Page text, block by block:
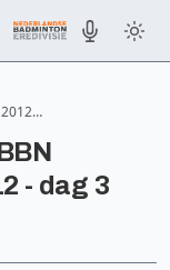
- dag 3